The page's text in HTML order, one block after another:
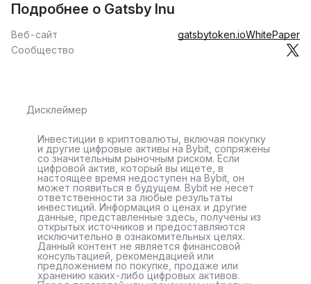
Подробнее о Gatsby Inu
Веб-сайт gatsbytoken.ioWhitePaper
Сообщество
Дисклеймер
Инвестиции в криптовалюты, включая покупку
и другие цифровые активы на Bybit, сопряжены
со значительным рыночным риском. Если
цифровой актив, который вы ищете, в
настоящее время недоступен на Bybit, он
может появиться в будущем. Bybit не несет
ответственности за любые результаты
инвестиций. Информация о ценах и другие
данные, представленные здесь, получены из
открытых источников и предоставляются
исключительно в ознакомительных целях.
Данный контент не является финансовой
консультацией, рекомендацией или
предложением по покупке, продаже или
хранению каких-либо цифровых активов.